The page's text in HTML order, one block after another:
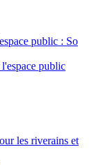
public : So
public
les riverains et